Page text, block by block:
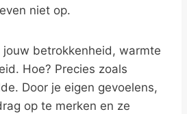
niet op.
jouw betrokkenheid, warmte
Hoe? Precies zoals
Door je eigen gevoelens,
op te merken en ze